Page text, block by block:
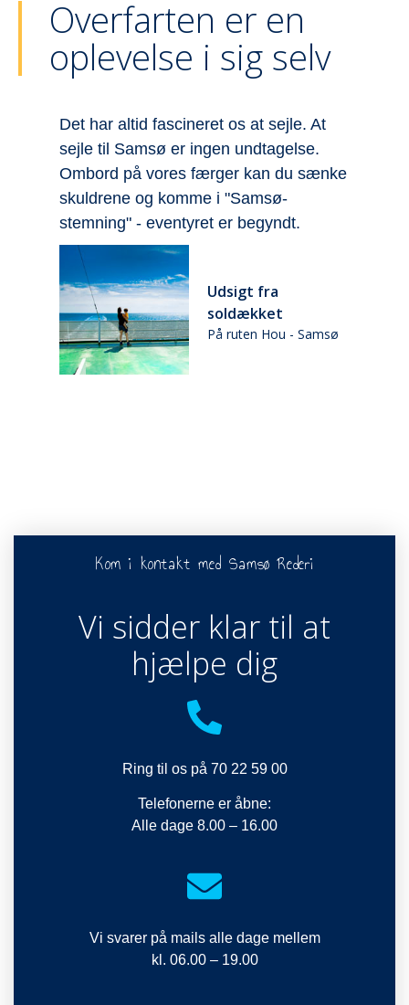
Overfarten er en
oplevelse i sig selv
Færgen PRINSESSE ISABELLA fragter
hvert år over 450.000 passagerer
mellem Hou og Samsø. Færgen har
plads til 160 biler og 580 passagerer.
ISABELLA
Ruten Hou - Samsø
Kom i kontakt med Samsø Rederi
Vi sidder klar til at
hjælpe dig
Ring til os på 70 22 59 00
Telefonerne er åbne:
Alle dage 8.00 – 16.00
Vi svarer på mails alle dage mellem
kl. 06.00 – 19.00